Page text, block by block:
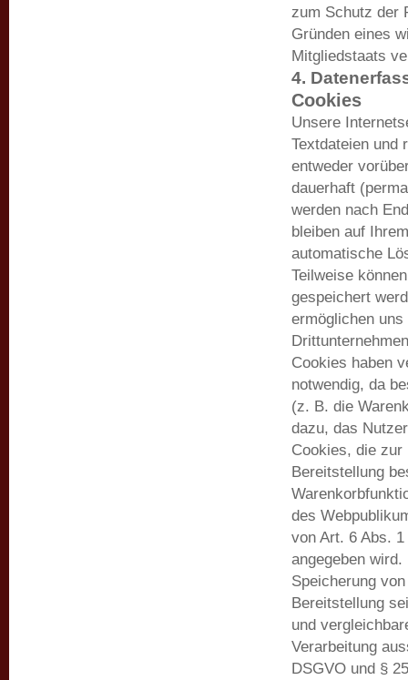
zum Schutz der
Gründen eines
Mitgliedstaats
4.
Cookies
Unsere
Textdateien und
entweder
dauerhaft
werden nach
bleiben auf
automatische
Teilweise
gespeichert
ermöglichen
Cookies haben
notwendig, da
(z. B. die
dazu, das
Cookies, die
Bereitstellung
des
von Art. 6 Abs.
angegeben
Speicherung
Bereitstellung
und
Verarbeitung
DSGVO und §